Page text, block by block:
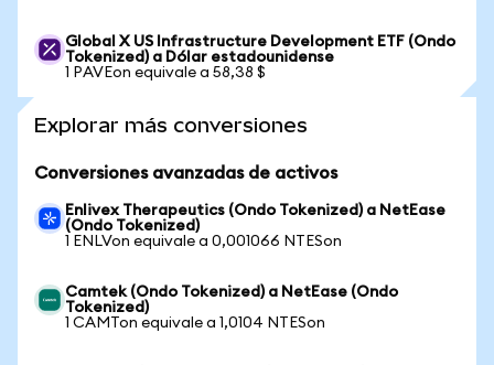
Global X US Infrastructure Development ETF (Ondo
Tokenized) a Dólar estadounidense
1 PAVEon equivale a 58,38 $
Explorar más conversiones
Conversiones avanzadas de activos
Enlivex Therapeutics (Ondo Tokenized) a NetEase
(Ondo Tokenized)
1 ENLVon equivale a 0,001066 NTESon
Camtek (Ondo Tokenized) a NetEase (Ondo
Tokenized)
1 CAMTon equivale a 1,0104 NTESon